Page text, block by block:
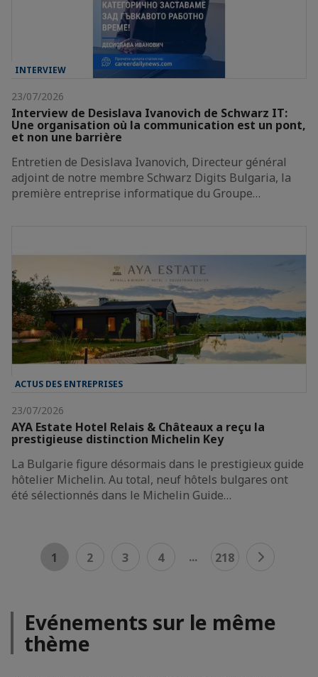
INTERVIEW
23/07/2026
Interview de Desislava Ivanovich de Schwarz IT:
Une organisation où la communication est un pont,
et non une barrière
Entretien de Desislava Ivanovich, Directeur général
adjoint de notre membre Schwarz Digits Bulgaria, la
première entreprise informatique du Groupe…
ACTUS DES ENTREPRISES
23/07/2026
AYA Estate Hotel Relais & Châteaux a reçu la
prestigieuse distinction Michelin Key
La Bulgarie figure désormais dans le prestigieux guide
hôtelier Michelin. Au total, neuf hôtels bulgares ont
été sélectionnés dans le Michelin Guide…
1 2 3 4 ... 218
Evénements sur le même
thème